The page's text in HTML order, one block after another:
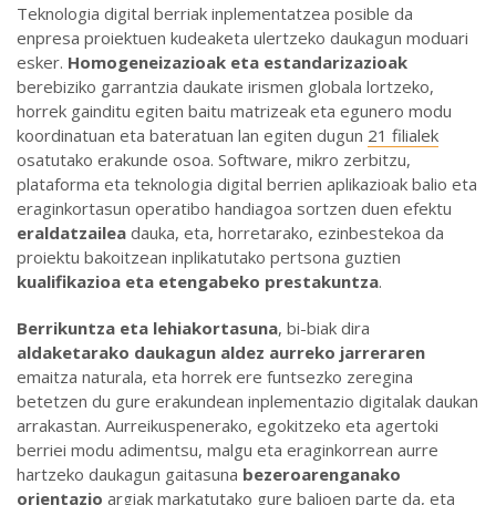
Teknologia digital berriak inplementatzea posible da
enpresa proiektuen kudeaketa ulertzeko daukagun moduari
esker. Homogeneizazioak eta estandarizazioak
berebiziko garrantzia daukate irismen globala lortzeko,
horrek gainditu egiten baitu matrizeak eta egunero modu
koordinatuan eta bateratuan lan egiten dugun 21 filialek
osatutako erakunde osoa. Software, mikro zerbitzu,
plataforma eta teknologia digital berrien aplikazioak balio eta
eraginkortasun operatibo handiagoa sortzen duen efektu
eraldatzailea dauka, eta, horretarako, ezinbestekoa da
proiektu bakoitzean inplikatutako pertsona guztien
kualifikazioa eta etengabeko prestakuntza.
Berrikuntza eta lehiakortasuna, bi-biak dira
aldaketarako daukagun aldez aurreko jarreraren
emaitza naturala, eta horrek ere funtsezko zeregina
betetzen du gure erakundean inplementazio digitalak daukan
arrakastan. Aurreikuspenerako, egokitzeko eta agertoki
berriei modu adimentsu, malgu eta eraginkorrean aurre
hartzeko daukagun gaitasuna bezeroarenganako
orientazio argiak markatutako gure balioen parte da, eta